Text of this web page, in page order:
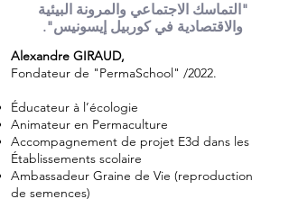
"التماسك الاجتماعي والمرونة البيئية
والاقتصادية في كوربيل إيسونيس".
Alexandre GIRAUD,
Fondateur de "PermaSchool" /2022.
Éducateur à l’écologie
Animateur en Permaculture
Accompagnement de projet E3d dans les
Établissements scolaire
Ambassadeur Graine de Vie (reproduction
de semences)